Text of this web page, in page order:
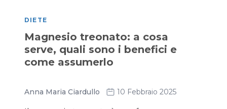
DIETE
Magnesio treonato: a cosa
serve, quali sono i benefici e
come assumerlo
Anna Maria Ciardullo 10 Febbraio 2025